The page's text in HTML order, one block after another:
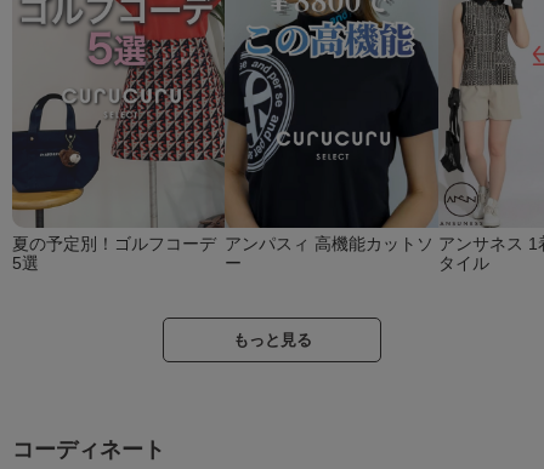
夏の予定別！ゴルフコーデ
5選
アンパスィ 高機能カットソ
ー
アンサネス 1
タイル
もっと見る
コーディネート